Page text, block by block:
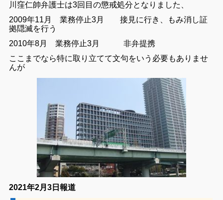
川窪仁帥弁護士は3回目の懲戒処分となりました、
2009年11月 業務停止3月 接見に行き、もみ消し証
拠隠滅を行う
2010年8月 業務停止3月 非弁提携
ここまでなら特に取り立てて文句をいう必要もありませ
んが
2021年2月3日報道